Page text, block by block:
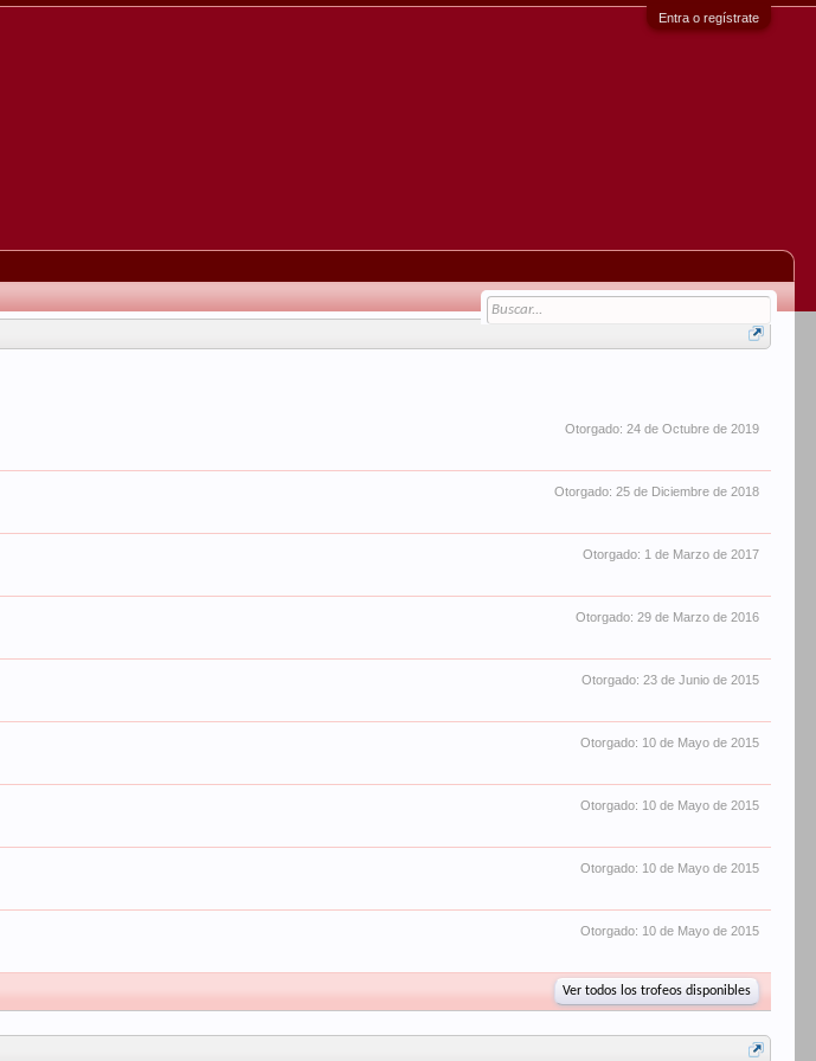
Entra o regístrate
Otorgado: 24 de Octubre de 2019
Otorgado: 25 de Diciembre de 2018
Otorgado: 1 de Marzo de 2017
Otorgado: 29 de Marzo de 2016
Otorgado: 23 de Junio de 2015
Otorgado: 10 de Mayo de 2015
Otorgado: 10 de Mayo de 2015
Otorgado: 10 de Mayo de 2015
Otorgado: 10 de Mayo de 2015
Ver todos los trofeos disponibles